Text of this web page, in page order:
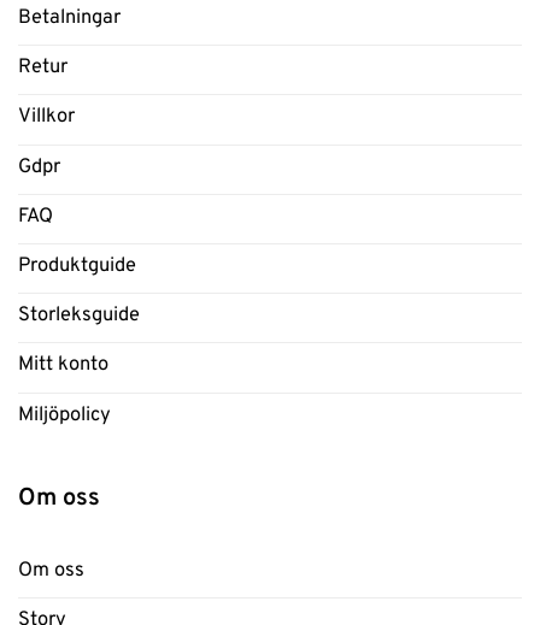
Betalningar
Retur
Villkor
Gdpr
FAQ
Produktguide
Storleksguide
Mitt konto
Miljöpolicy
Om oss
Om oss
Story